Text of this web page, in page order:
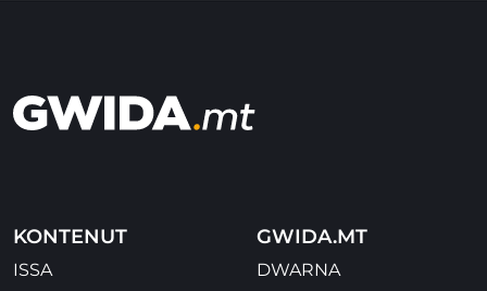
KONTENUT
ISSA
GWIDA.MT
DWARNA